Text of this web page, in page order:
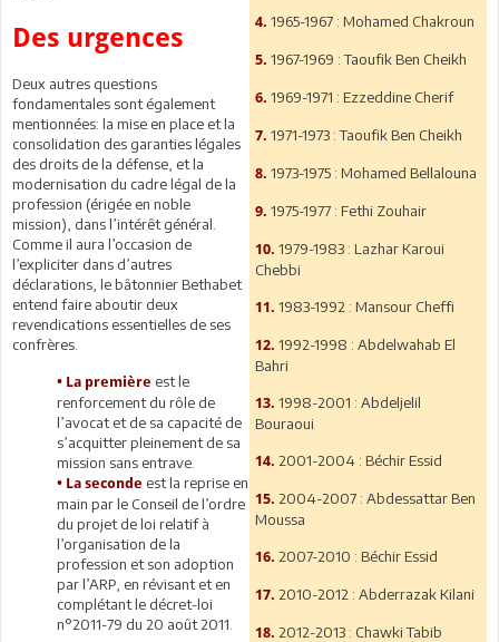
4. 1965-1967 : Mohamed Chakroun
5. 1967-1969 : Taoufik Ben Cheikh
6. 1969-1971 : Ezzeddine Cherif
7. 1971-1973 : Taoufik Ben Cheikh
8. 1973-1975 : Mohamed Bellalouna
9. 1975-1977 : Fethi Zouhair
10. 1979-1983 : Lazhar Karoui
Chebbi
11. 1983-1992 : Mansour Cheffi
12. 1992-1998 : Abdelwahab El
Bahri
13. 1998-2001 : Abdeljelil
Bouraoui
14. 2001-2004 : Béchir Essid
15. 2004-2007 : Abdessattar Ben
Moussa
16. 2007-2010 : Béchir Essid
17. 2010-2012 : Abderrazak Kilani
18. 2012-2013 : Chawki Tabib
Des urgences
Deux autres questions
fondamentales sont également
mentionnées: la mise en place et la
consolidation des garanties légales
des droits de la défense, et la
modernisation du cadre légal de la
profession (érigée en noble
mission), dans l’intérêt général.
Comme il aura l’occasion de
l’expliciter dans d’autres
déclarations, le bâtonnier Bethabet
entend faire aboutir deux
revendications essentielles de ses
confrères.
• La première est le
renforcement du rôle de
l’avocat et de sa capacité de
s’acquitter pleinement de sa
mission sans entrave.
• La seconde est la reprise en
main par le Conseil de l’ordre
du projet de loi relatif à
l’organisation de la
profession et son adoption
par l’ARP, en révisant et en
complétant le décret-loi
n°2011-79 du 20 août 2011.